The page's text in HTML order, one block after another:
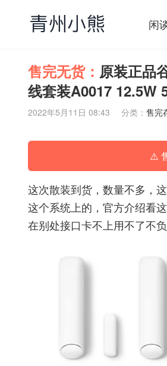
闲
售完无货： 原装正品
线套装A0017 12.5W
2022年5月11日 08:43 分类： 售完
⚠️
这次散装到货，数量不多，
这个系统上的，官方介绍看这
在别处接口卡不上用不了不负